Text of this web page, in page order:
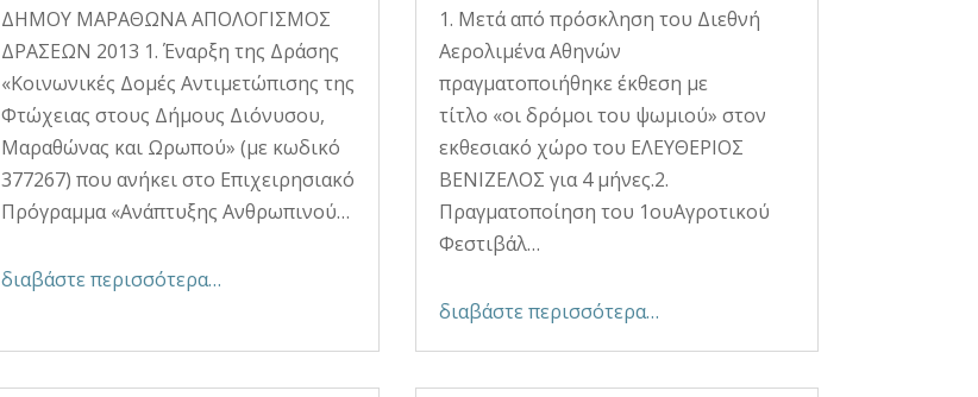
ΔΗΜΟΥ ΜΑΡΑΘΩΝΑ ΑΠΟΛΟΓΙΣΜΟΣ
ΔΡΑΣΕΩΝ 2013 1. Έναρξη της Δράσης
«Κοινωνικές Δομές Αντιμετώπισης της
Φτώχειας στους Δήμους Διόνυσου,
Μαραθώνας και Ωρωπού» (με κωδικό
377267) που ανήκει στο Επιχειρησιακό
Πρόγραμμα «Ανάπτυξης Ανθρωπινού…
διαβάστε περισσότερα…
1. Μετά από πρόσκληση του Διεθνή
Αερολιμένα Αθηνών
πραγματοποιήθηκε έκθεση με
τίτλο «οι δρόμοι του ψωμιού» στον
εκθεσιακό χώρο του ΕΛΕΥΘΕΡΙΟΣ
ΒΕΝΙΖΕΛΟΣ για 4 μήνες.2.
Πραγματοποίηση του 1ουΑγροτικού
Φεστιβάλ…
διαβάστε περισσότερα…